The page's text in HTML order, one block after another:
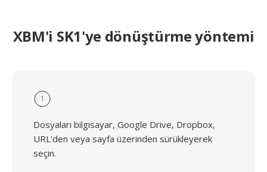
XBM'i SK1'ye dönüştürme yöntemi
1
Dosyaları bilgisayar, Google Drive, Dropbox,
URL'den veya sayfa üzerinden sürükleyerek
seçin.